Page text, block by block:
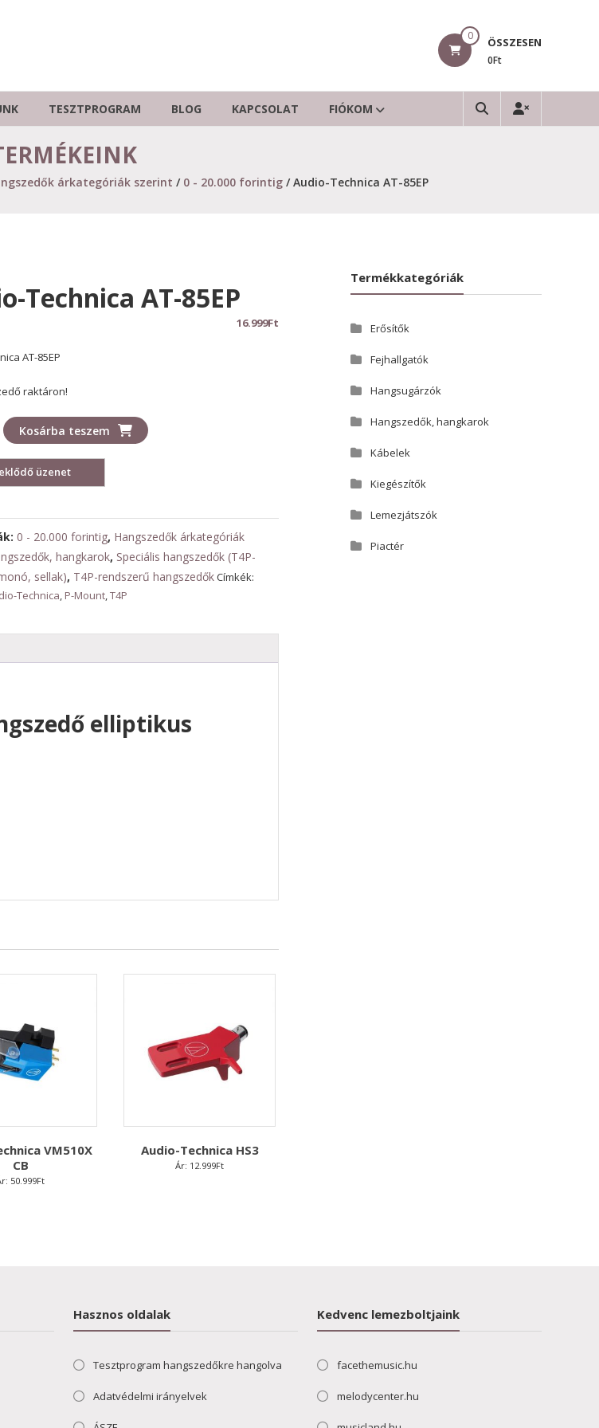
0 ÖSSZESEN
0Ft
TESZTPROGRAM BLOG KAPCSOLAT FIÓKOM
árkategóriák szerint / 0 - 20.000 forintig / Audio-Technica AT-85EP
Technica AT-85EP
16.999Ft
AT-85EP
raktáron!
Kosárba teszem
0 - 20.000 forintig, Hangszedők árkategóriák
hangkarok, Speciális hangszedők (T4P-
sellak), T4P-rendszerű hangszedőkCímkék:
Technica, P-Mount,T4P
elliptikus
VM510X
CB
50.999Ft
Audio-Technica HS3
Ár: 12.999Ft
Termékkategóriák
Erősítők
Fejhallgatók
Hangsugárzók
Hangszedők, hangkarok
Kábelek
Kiegészítők
Lemezjátszók
Piactér
Hasznos oldalak
Tesztprogram hangszedőkre hangolva
Adatvédelmi irányelvek
Kedvenc lemezboltjaink
facethemusic.hu
melodycenter.hu